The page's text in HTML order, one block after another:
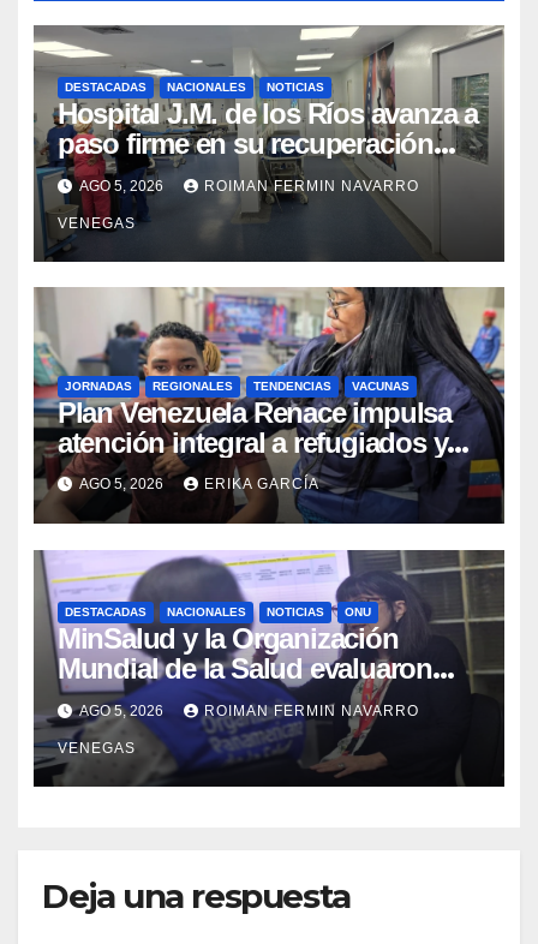
DESTACADAS NACIONALES NOTICIAS
Hospital J.M. de los Ríos avanza a
paso firme en su recuperación
tras los recientes eventos
sísmicos
AGO 5, 2026 ROIMAN FERMIN NAVARRO
VENEGAS
JORNADAS REGIONALES TENDENCIAS VACUNAS
​Plan Venezuela Renace impulsa
atención integral a refugiados y
evaluación de vacunación en
Aragua
AGO 5, 2026 ERIKA GARCÍA
DESTACADAS NACIONALES NOTICIAS ONU
MinSalud y la Organización
Mundial de la Salud evaluaron
propuesta técnica integral en
materia de agua saneamiento e
higiene ante contingencia sísmica
AGO 5, 2026 ROIMAN FERMIN NAVARRO
VENEGAS
Deja una respuesta